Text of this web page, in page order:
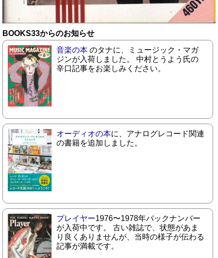
BOOKS33からのお知らせ
音楽の本 のタナに、ミュージック・マガ
ジンが入荷しました。 中村とうよう氏の
辛口記事をお楽しみください。
オーディオの本に、アナログレコード関連
の書籍を追加しました。
プレイヤー1976〜1978年バックナンバー
が入荷中です。 古い雑誌で、状態があま
り良くありませんが、当時の様子が伝わる
記事が満載です。